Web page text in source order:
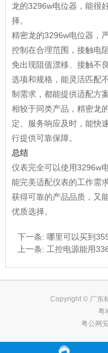
龙的3296w电位器，能很
择。
精密龙的3296w电位器，
控制在合理范围，接触电
免出现阻值漂移、接触不
选项和规格，能灵活匹配
制需求，都能提供适配方案
相较于同类产品，精密龙
定、服务响应及时，能快
行提供可靠保障。
总结
仪表完全可以使用3296w
能完美适配仪表的工作需
获得可靠的产品品质，又
优质选择。
下一条: 哪里可以买到
上一条: 工控电源能用
Copyright © 广东
粤
粤公网